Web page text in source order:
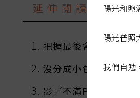
延伸閱讀
把握最後會客機會 陳
沒分成小包就丟進冰
影／不滿PUB太吵 羅
陽光和煦
陽光普照
我們自勉